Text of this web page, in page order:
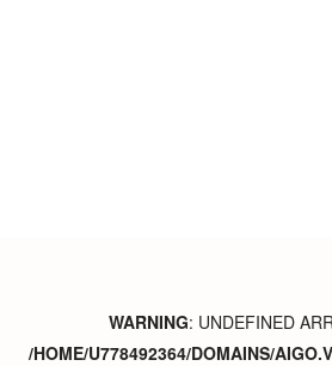
WARNING: UNDEFINED
/HOME/U778492364/DOMAINS/